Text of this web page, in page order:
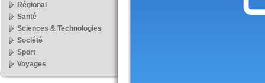
Régional
Santé
Sciences & Technologies
Société
Sport
Voyages